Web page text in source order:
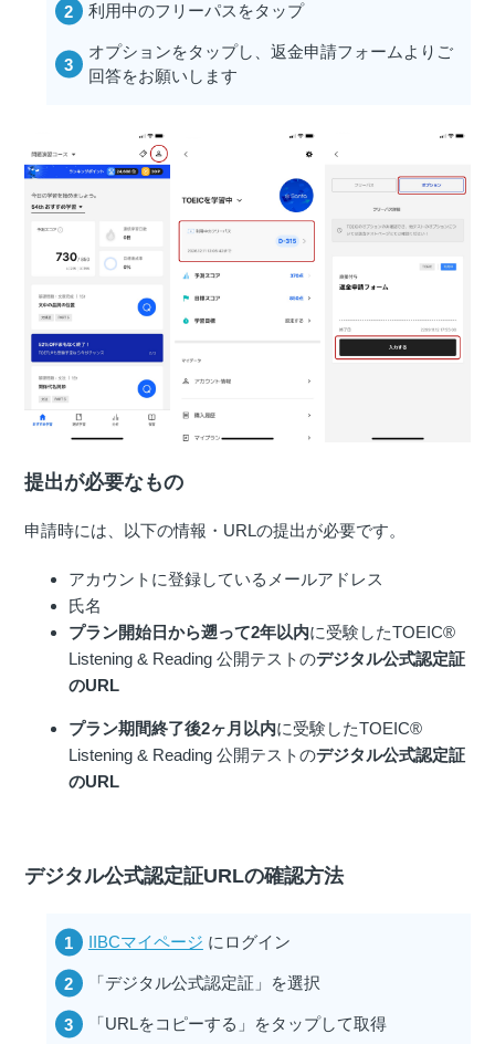
利用中のフリーパスをタップ
オプションをタップし、返金申請フォームよりご
回答をお願いします
提出が必要なもの
申請時には、以下の情報・URLの提出が必要です。
アカウントに登録しているメールアドレス
氏名
プラン開始日から遡って2年以内に受験したTOEIC®
Listening & Reading 公開テストのデジタル公式認定証
のURL
プラン期間終了後2ヶ月以内に受験したTOEIC®
Listening & Reading 公開テストのデジタル公式認定証
のURL
デジタル公式認定証URLの確認方法
IIBCマイページ にログイン
「デジタル公式認定証」を選択
「URLをコピーする」をタップして取得